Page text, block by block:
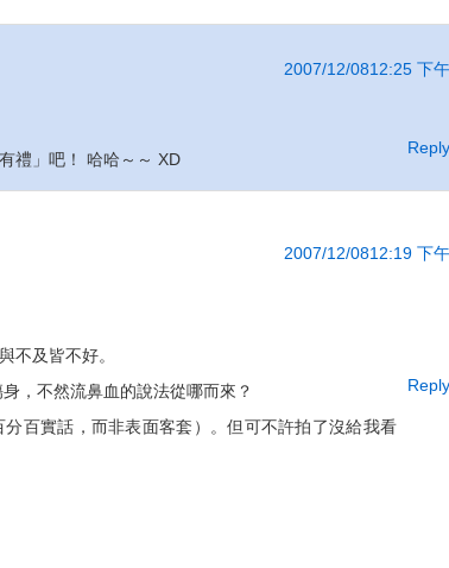
2007/12/0812:25 下午
禮」吧！ 哈哈～～ XD
Reply
2007/12/0812:19 下午
不及皆不好。
，不然流鼻血的說法從哪而來？
百實話，而非表面客套）。但可不許拍了沒給我看
Reply